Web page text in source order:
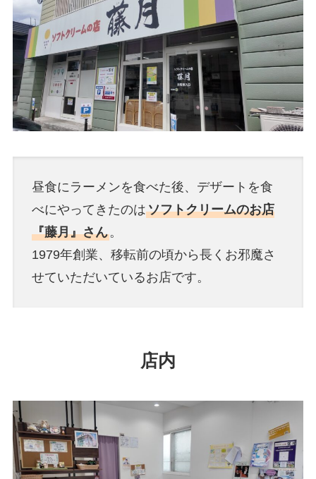
昼食にラーメンを食べた後、デザートを食
べにやってきたのはソフトクリームのお店
『藤月』さん。
1979年創業、移転前の頃から長くお邪魔さ
せていただいているお店です。
店内